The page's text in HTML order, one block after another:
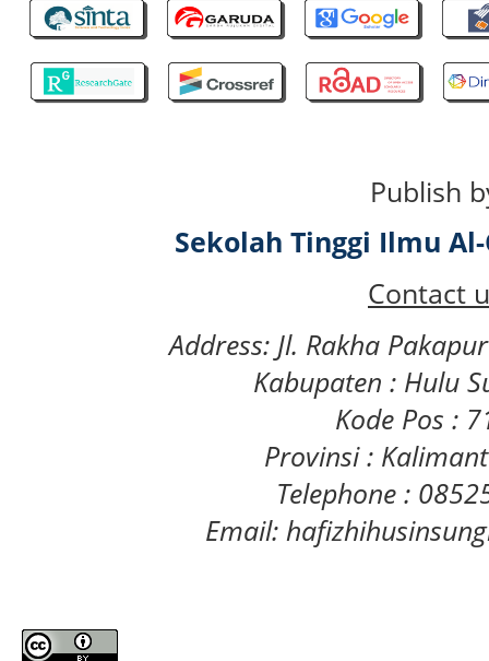
Publish
Sekolah Tinggi Ilmu
Contact
Address: Jl. Rakha
Kabupaten : Hulu
Kode Pos :
Provinsi :
Telephone :
Email: